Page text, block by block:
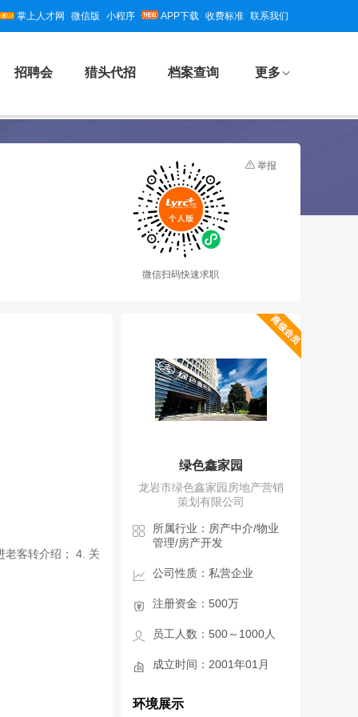
掌上人才网 微信版 小程序 APP下载 收费标准 联系我们
招聘会 猎头代招 档案查询 更多
微信扫码快速求职
举报
老客转介绍； 4. 关
绿色鑫家园
龙岩市绿色鑫家园房地产营销
策划有限公司
所属行业：房产中介/物业
管理/房产开发
公司性质：私营企业
注册资金：500万
员工人数：500～1000人
成立时间：2001年01月
环境展示